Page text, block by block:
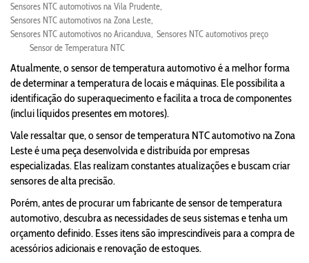
Sensores NTC automotivos na Vila Prudente
Sensores NTC automotivos na Zona Leste
Sensores NTC automotivos no Aricanduva Sensores NTC automotivos preço
Sensor de Temperatura NTC
Atualmente, o sensor de temperatura automotivo é a melhor forma
de determinar a temperatura de locais e máquinas. Ele possibilita a
identificação do superaquecimento e facilita a troca de componentes
(inclui líquidos presentes em motores).
Vale ressaltar que, o sensor de temperatura NTC automotivo na Zona
Leste é uma peça desenvolvida e distribuída por empresas
especializadas. Elas realizam constantes atualizações e buscam criar
sensores de alta precisão.
Porém, antes de procurar um fabricante de sensor de temperatura
automotivo, descubra as necessidades de seus sistemas e tenha um
orçamento definido. Esses itens são imprescindíveis para a compra de
acessórios adicionais e renovação de estoques.